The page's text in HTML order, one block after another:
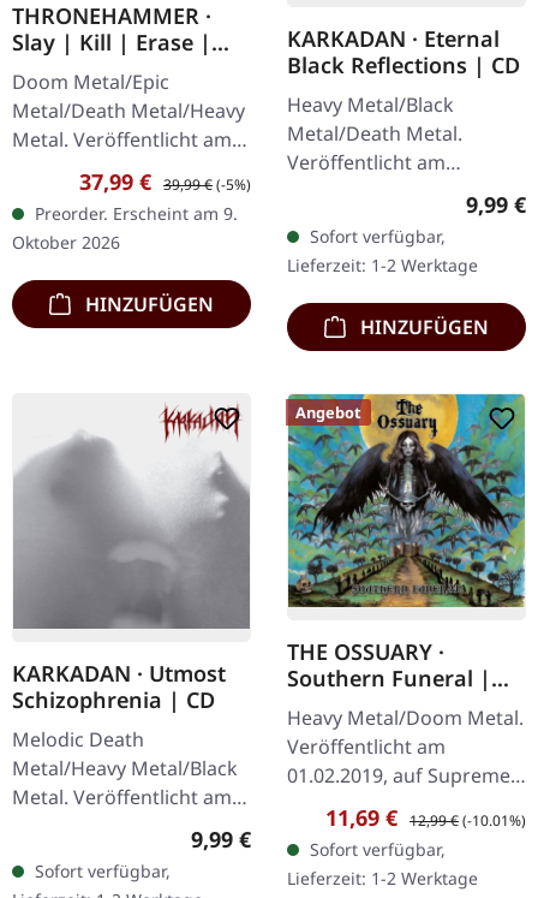
THRONEHAMMER ·
Slay | Kill | Erase |
BLOOD SPLATTER 2LP
Doom Metal/Epic
Metal/Death Metal/Heavy
Metal. Veröffentlicht am
09.10.2026, auf Supreme
Chaos Records. Crystal
Clear/Blood Splatter
Doppel-Vinyl im…
Verkaufspreis:
37,99 € Regulärer Preis:
39,99 €(-5%)
Preorder. Erscheint am 9.
Oktober 2026
HINZUFÜGEN
KARKADAN · Eternal
Black Reflections | CD
Heavy Metal/Black
Metal/Death Metal.
Veröffentlicht am
19.01.2002, auf Supreme
Chaos Records. CD im
Jewelcase. Neuauflage mit
neuem Artwork,…
9,99 €
Sofort verfügbar,
Lieferzeit: 1-2 Werktage
HINZUFÜGEN
KARKADAN · Utmost
Schizophrenia | CD
Melodic Death
Metal/Heavy Metal/Black
Metal. Veröffentlicht am
08.03.2004, auf Supreme
Chaos Records. CD im
Jewelcase mit 16-seitigem
Regulärer Preis:
9,99 €
Sofort verfügbar,
Angebot
THE OSSUARY ·
Southern Funeral |
DIGIPAK CD
Heavy Metal/Doom Metal.
Veröffentlicht am
01.02.2019, auf Supreme
Chaos Records.
Erstauflage als CD im
DigiPak mit 12-seitigem
Booklet. Geht es dir…
Verkaufspreis:
11,69 € Regulärer Preis:
12,99 €(-10.01%)
Sofort verfügbar,
Lieferzeit: 1-2 Werktage